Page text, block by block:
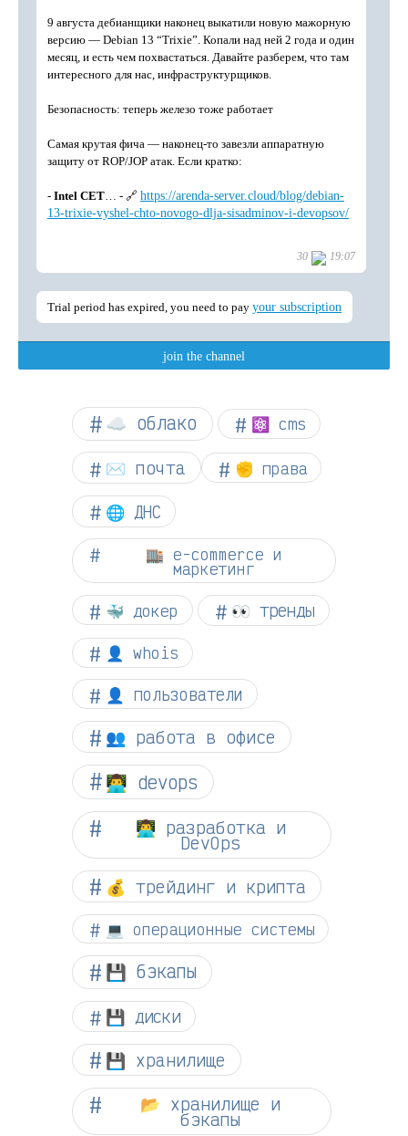
☁︎ облако ⚛ cms
✉️ почта ✊ права
🌐 ДНС
🏬 e-commerce и
маркетинг
🐳 докер 👀 тренды
👤 whois
👤 пользователи
👥 работа в офисе
👨‍💻 devops
👨‍💻 разработка и
DevOps
💰 трейдинг и крипта
💻 операционные системы
💾 бэкапы
💾 диски
💾 хранилище
📂 хранилище и
бэкапы